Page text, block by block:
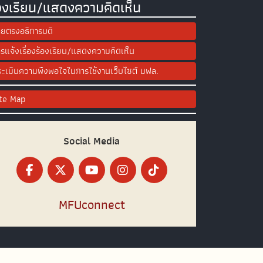
เรียน/แสดงความคิดเห็น
ตรงอธิการบดี
แจ้งเรื่องร้องเรียน/แสดงความคิดเห็น
เมินความพึงพอใจในการใช้งานเว็บไซต์ มฟล.
Map
Social Media
MFUconnect